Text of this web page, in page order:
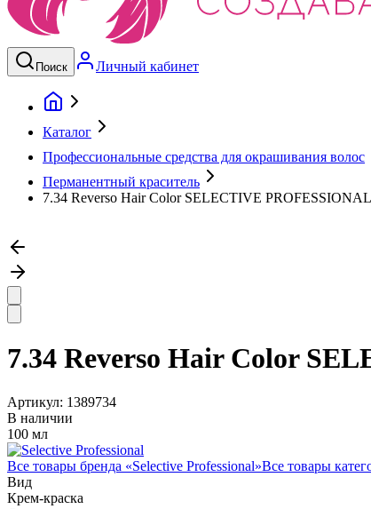
Поиск Личный кабинет
Каталог
Профессиональные средства для окрашивания волос
Перманентный краситель
7.34 Reverso Hair Color SELECTIVE
7.34 Reverso Hair Color
Артикул: 1389734
В наличии
100 мл
Все товары бренда «Selective Professional»Все товары
Вид
Крем-краска